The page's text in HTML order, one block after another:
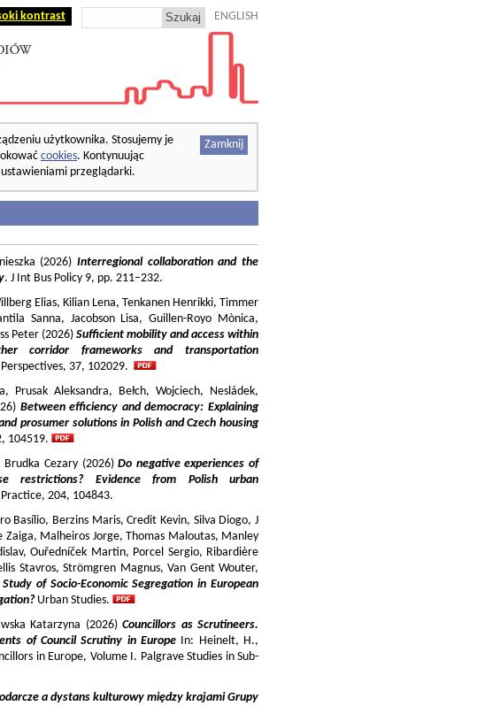
kontrast ENGLISH
Zamknij
użytkownika. Stosujemy je
cookies. Kontynuując
przeglądarki.
(2026) Interregional collaboration and the
. J Int Bus Policy 9, pp. 211–232.
Elias, Kilian Lena, Tenkanen Henrikki, Timmer
Sanna, Jacobson Lisa, Guillen-Royo Mònica,
Peter (2026) Sufficient mobility and access within
corridor frameworks and transportation
37, 102029.
Prusak Aleksandra, Bełch, Wojciech, Nesládek,
Between efficiency and democracy: Explaining
prosumer solutions in Polish and Czech housing
104519.
Brudka Cezary (2026)Do negative experiences of
Evidence from Polish urban
204, 104843.
Basílio, Berzins Maris, Credit Kevin, Silva Diogo, J
Zaiga, Malheiros Jorge, Thomas Maloutas, Manley
Ouředníček Martin, Porcel Sergio, Ribardière
Stavros, Strömgren Magnus, Van Gent Wouter,
of Socio-Economic Segregation in European
Urban Studies.
Katarzyna (2026) Councillors as Scrutineers.
of Council Scrutiny in EuropeIn: Heinelt, H.,
in Europe, Volume I. Palgrave Studies in Sub-
a dystans kulturowy między krajami Grupy